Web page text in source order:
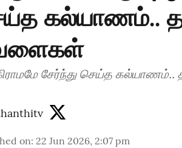
கல்யாணம்..
சேர்ந்து செய்த
on: 22 Jun 2026, 2:07 pm